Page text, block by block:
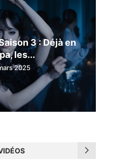
3 : Déjà en
les...
2025